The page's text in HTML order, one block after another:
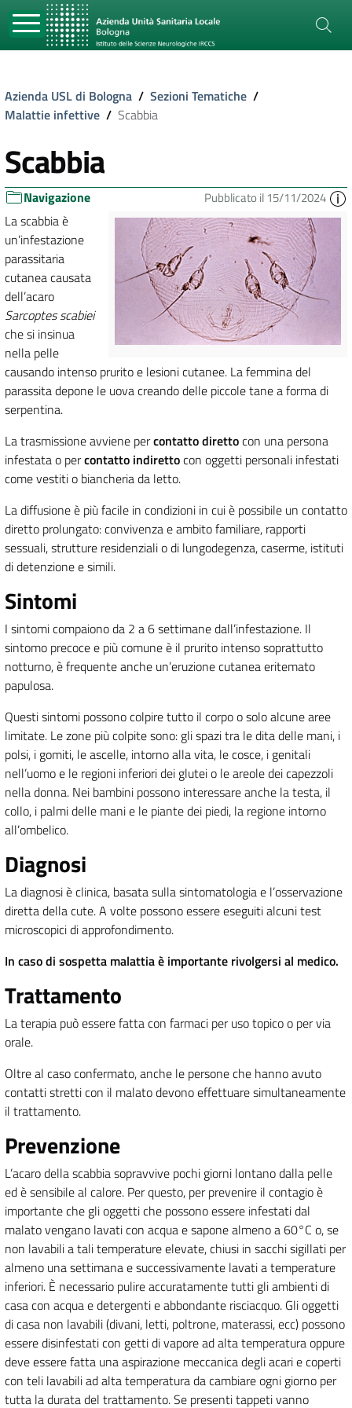
Azienda USL di Bologna / Sezioni Tematiche /
Malattie infettive / Scabbia
Scabbia
Navigazione Pubblicato il 15/11/2024
La scabbia è
un’infestazione
parassitaria
cutanea causata
dell’acaro
Sarcoptes scabiei
che si insinua
nella pelle
causando intenso prurito e lesioni cutanee. La femmina del
parassita depone le uova creando delle piccole tane a forma di
serpentina.
La trasmissione avviene percontatto direttocon una persona
infestata o percontatto indirettocon oggetti personali infestati
come vestiti o biancheria da letto.
La diffusione è più facile in condizioni in cui è possibile un contatto
diretto prolungato: convivenza e ambito familiare, rapporti
sessuali, strutture residenziali o di lungodegenza, caserme, istituti
di detenzione e simili.
Sintomi
I sintomi compaiono da 2 a 6 settimane dall’infestazione. Il
sintomo precoce e più comune è il prurito intenso soprattutto
notturno, è frequente anche un’eruzione cutanea eritemato
papulosa.
Questi sintomi possono colpire tutto il corpo o solo alcune aree
limitate. Le zone più colpite sono: gli spazi tra le dita delle mani, i
polsi, i gomiti, le ascelle, intorno alla vita, le cosce, i genitali
nell’uomo e le regioni inferiori dei glutei o le areole dei capezzoli
nella donna. Nei bambini possono interessare anche la testa, il
collo, i palmi delle mani e le piante dei piedi, la regione intorno
all’ombelico.
Diagnosi
La diagnosi è clinica, basata sulla sintomatologia e l’osservazione
diretta della cute. A volte possono essere eseguiti alcuni test
microscopici di approfondimento.
In caso di sospetta malattia è importante rivolgersi al medico.
Trattamento
La terapia può essere fatta con farmaci per uso topico o per via
orale.
Oltre al caso confermato, anche le persone che hanno avuto
contatti stretti con il malato devono effettuare simultaneamente
il trattamento.
Prevenzione
L’acaro della scabbia sopravvive pochi giorni lontano dalla pelle
ed è sensibile al calore. Per questo, per prevenire il contagio è
importante che gli oggetti che possono essere infestati dal
malato vengano lavati con acqua e sapone almeno a 60°C o, se
non lavabili a tali temperature elevate, chiusi in sacchi sigillati per
almeno una settimana e successivamente lavati a temperature
inferiori. È necessario pulire accuratamente tutti gli ambienti di
casa con acqua e detergenti e abbondante risciacquo. Gli oggetti
di casa non lavabili (divani, letti, poltrone, materassi, ecc) possono
essere disinfestati con getti di vapore ad alta temperatura oppure
deve essere fatta una aspirazione meccanica degli acari e coperti
con teli lavabili ad alta temperatura da cambiare ogni giorno per
tutta la durata del trattamento. Se presenti tappeti vanno